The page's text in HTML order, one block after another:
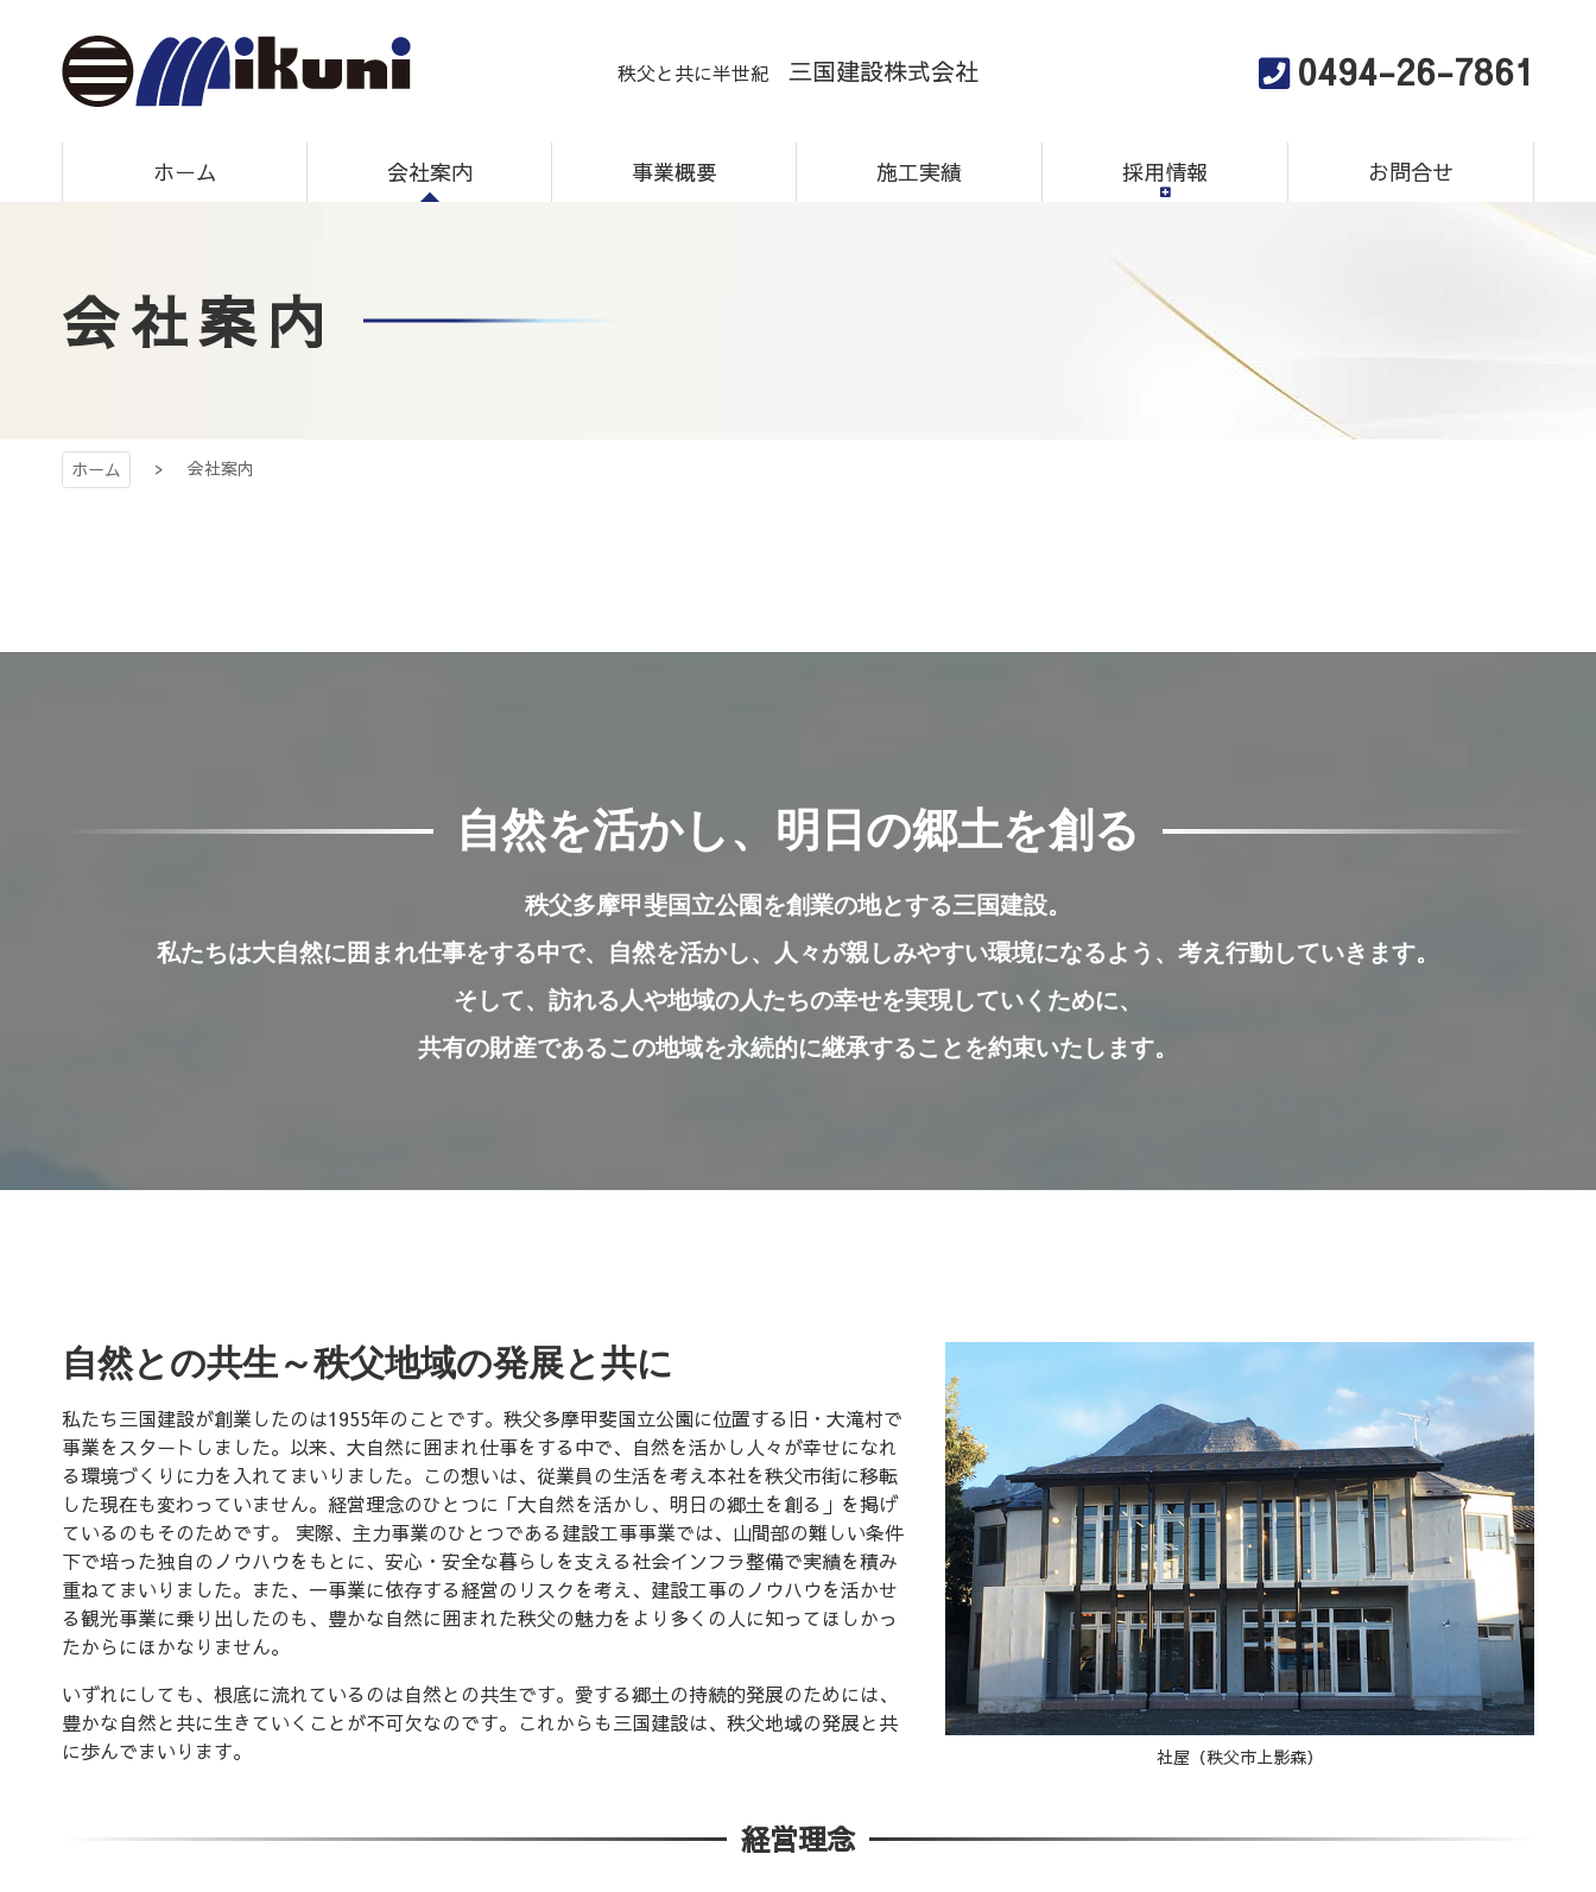
三国建設株式
会社
秩父と共に半世紀 三国建設株式会社 0494-26-7861
ホーム 会社案内現在のページ 事業概要 施工実績 採用情報 お問合せ
会社案内
ホーム 会社案内
自然を活かし、明日の郷土を創る
秩父多摩甲斐国立公園を創業の地とする三国建設。
私たちは大自然に囲まれ仕事をする中で、 自然を活かし、 人々が親しみやすい環境になるよう、 考え行動していきます。
そして、訪れる人や地域の人たちの幸せを実現していくために、
共有の財産であるこの地域を永続的に継承することを約束いたします。
社屋（秩父市上影森）
自然との共生～秩父地域の発展と共に
私たち三国建設が創業したのは1955年のことです。秩父多摩甲斐国立公園に位置する旧・大滝村で
事業をスタートしました。以来、大自然に囲まれ仕事をする中で、自然を活かし人々が幸せになれ
る環境づくりに力を入れてまいりました。この想いは、従業員の生活を考え本社を秩父市街に移転
した現在も変わっていません。経営理念のひとつに「大自然を活かし、明日の郷土を創る」を掲げ
ているのもそのためです。 実際、主力事業のひとつである建設工事事業では、山間部の難しい条件
下で培った独自のノウハウをもとに、安心・安全な暮らしを支える社会インフラ整備で実績を積み
重ねてまいりました。また、一事業に依存する経営のリスクを考え、建設工事のノウハウを活かせ
る観光事業に乗り出したのも、豊かな自然に囲まれた秩父の魅力をより多くの人に知ってほしかっ
たからにほかなりません。
いずれにしても、根底に流れているのは自然との共生です。愛する郷土の持続的発展のためには、
豊かな自然と共に生きていくことが不可欠なのです。これからも三国建設は、秩父地域の発展と共
に歩んでまいります。
経営理念